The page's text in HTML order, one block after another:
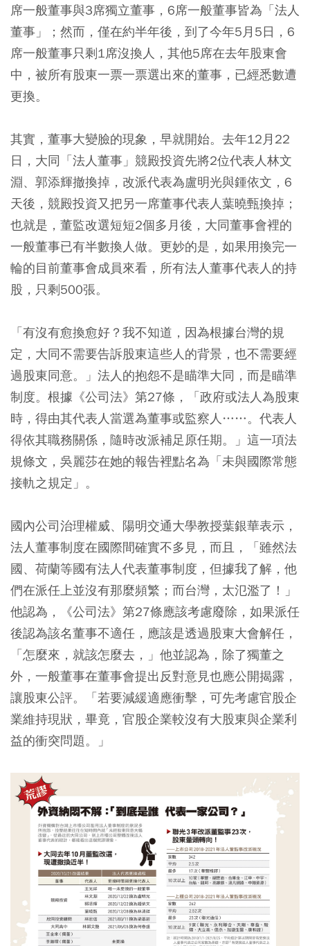
席一般董事與3席獨立董事，6席一般董事皆為「法人
董事」；然而，僅在約半年後，到了今年5月5日，6
席一般董事只剩1席沒換人，其他5席在去年股東會
中，被所有股東一票一票選出來的董事，已經悉數遭
更換。
其實，董事大變臉的現象，早就開始。去年12月22
日，大同「法人董事」競殿投資先將2位代表人林文
淵、郭添輝撤換掉，改派代表為盧明光與鍾依文，6
天後，競殿投資又把另一席董事代表人葉曉甄換掉；
也就是，董監改選短短2個多月後，大同董事會裡的
一般董事已有半數換人做。更妙的是，如果用換完一
輪的目前董事會成員來看，所有法人董事代表人的持
股，只剩500張。
「有沒有愈換愈好？我不知道，因為根據台灣的規
定，大同不需要告訴股東這些人的背景，也不需要經
過股東同意。」法人的抱怨不是瞄準大同，而是瞄準
制度。根據《公司法》第27條，「政府或法人為股東
時，得由其代表人當選為董事或監察人……。代表人
得依其職務關係，隨時改派補足原任期。」這一項法
規條文，吳麗莎在她的報告裡點名為「未與國際常態
接軌之規定」。
國內公司治理權威、陽明交通大學教授葉銀華表示，
法人董事制度在國際間確實不多見，而且，「雖然法
國、荷蘭等國有法人代表董事制度，但據我了解，他
們在派任上並沒有那麼頻繁；而台灣，太氾濫了！」
他認為，《公司法》第27條應該考慮廢除，如果派任
後認為該名董事不適任，應該是透過股東大會解任，
「怎麼來，就該怎麼去，」他並認為，除了獨董之
外，一般董事在董事會提出反對意見也應公開揭露，
讓股東公評。「若要減緩適應衝擊，可先考慮官股企
業維持現狀，畢竟，官股企業較沒有大股東與企業利
益的衝突問題。」